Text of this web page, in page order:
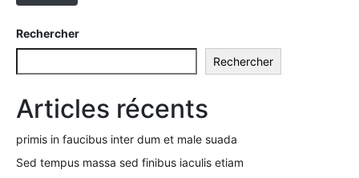
Rechercher
Rechercher
Articles récents
primis in faucibus inter dum et male suada
Sed tempus massa sed finibus iaculis etiam